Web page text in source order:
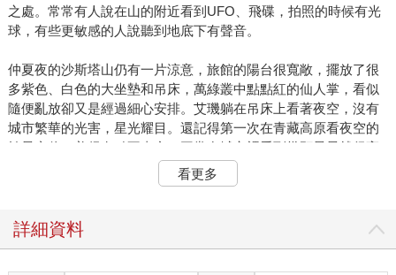
之處。常常有人說在山的附近看到UFO、飛碟，拍照的時候有光
球，有些更敏感的人說聽到地底下有聲音。
仲夏夜的沙斯塔山仍有一片涼意，旅館的陽台很寬敞，擺放了很
多紫色、白色的大坐墊和吊床，萬綠叢中點點紅的仙人掌，看似
隨便亂放卻又是經過細心安排。艾璣躺在吊床上看著夜空，沒有
城市繁華的光害，星光耀目。還記得第一次在青藏高原看夜空的
繁星密佈，美得有點不真實，平常在城市裡看到幾顆星星就很高
興，但那漆黑的夜空裡，銀白的星光像女神手上扭動的鑽戒，忽
暗忽明，在跟你說話，它有時又是一位忠誠的聆聽者，所有對遙
不是這個地球的家，而是遙遠星球那真正的家，一個屬於我的地
看更多
詳細資料